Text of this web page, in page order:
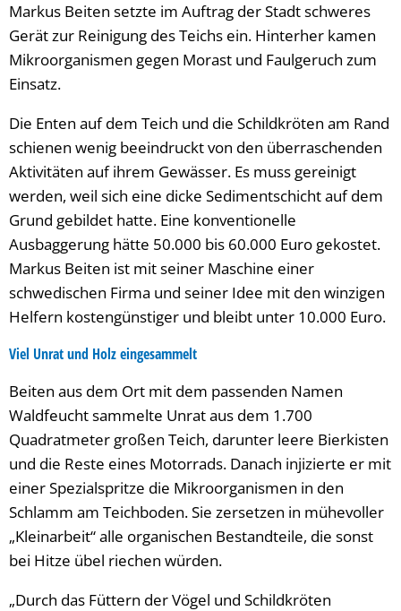
Markus Beiten setzte im Auftrag der Stadt schweres
Gerät zur Reinigung des Teichs ein. Hinterher kamen
Mikroorganismen gegen Morast und Faulgeruch zum
Einsatz.
Die Enten auf dem Teich und die Schildkröten am Rand
schienen wenig beeindruckt von den überraschenden
Aktivitäten auf ihrem Gewässer. Es muss gereinigt
werden, weil sich eine dicke Sedimentschicht auf dem
Grund gebildet hatte. Eine konventionelle
Ausbaggerung hätte 50.000 bis 60.000 Euro gekostet.
Markus Beiten ist mit seiner Maschine einer
schwedischen Firma und seiner Idee mit den winzigen
Helfern kostengünstiger und bleibt unter 10.000 Euro.
Viel Unrat und Holz eingesammelt
Beiten aus dem Ort mit dem passenden Namen
Waldfeucht sammelte Unrat aus dem 1.700
Quadratmeter großen Teich, darunter leere Bierkisten
und die Reste eines Motorrads. Danach injizierte er mit
einer Spezialspritze die Mikroorganismen in den
Schlamm am Teichboden. Sie zersetzen in mühevoller
„Kleinarbeit“ alle organischen Bestandteile, die sonst
bei Hitze übel riechen würden.
„Durch das Füttern der Vögel und Schildkröten